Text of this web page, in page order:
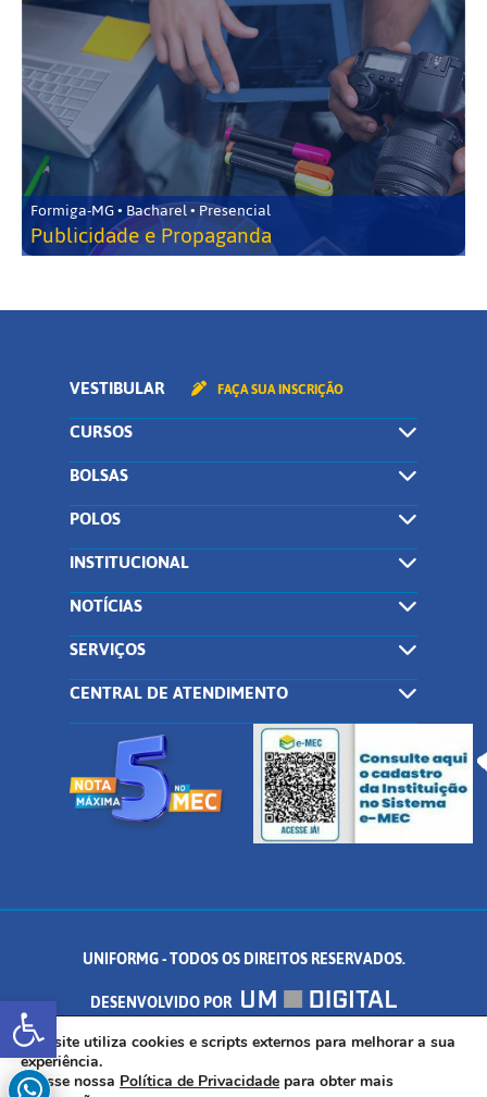
Abrir a barra de ferramentas
Formiga-MG • Bacharel • Presencial
Publicidade e Propaganda
VESTIBULAR FAÇA SUA INSCRIÇÃO
CURSOS
BOLSAS
POLOS
INSTITUCIONAL
NOTÍCIAS
SERVIÇOS
CENTRAL DE ATENDIMENTO
UNIFORMG - TODOS OS DIREITOS RESERVADOS.
DESENVOLVIDO POR
AV. DR. ARNALDO DE SENNA, 328 - PALMEIRAS, FORMIGA/MG - CEP:
35.574.530
Este site utiliza cookies e scripts externos para melhorar a sua
experiência.
Acesse nossa Política de Privacidade para obter mais